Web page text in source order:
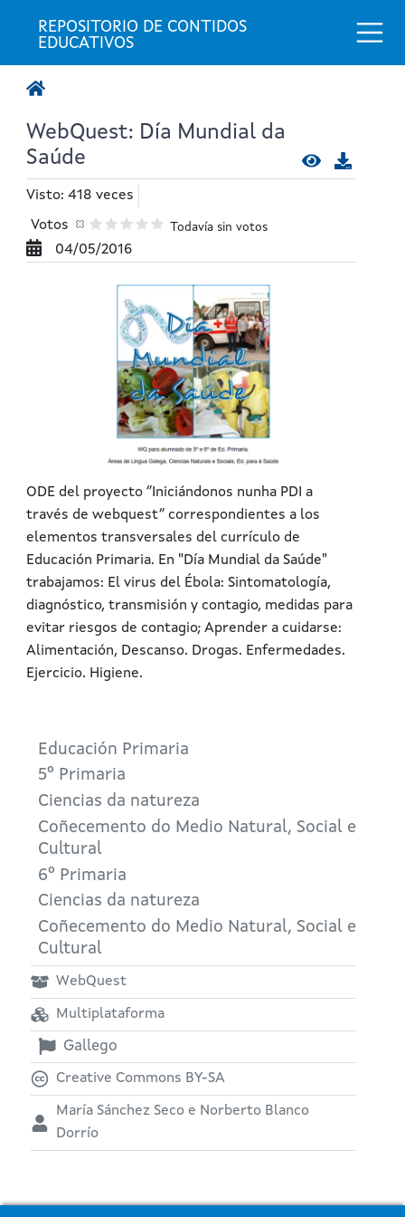
REPOSITORIO DE CONTIDOS
EDUCATIVOS
WebQuest: Día Mundial da
Saúde
Visto: 418 veces
Votos Todavía sin votos
04/05/2016
ODE del proyecto ”Iniciándonos nunha PDI a
través de webquest” correspondientes a los
elementos transversales del currículo de
Educación Primaria. En "Día Mundial da Saúde"
trabajamos: El virus del Ébola: Sintomatología,
diagnóstico, transmisión y contagio, medidas para
evitar riesgos de contagio; Aprender a cuidarse:
Alimentación, Descanso. Drogas. Enfermedades.
Ejercicio. Higiene.
Educación Primaria
5º Primaria
Ciencias da natureza
Coñecemento do Medio Natural, Social e
Cultural
6º Primaria
Ciencias da natureza
Coñecemento do Medio Natural, Social e
Cultural
WebQuest
Multiplataforma
Gallego
Creative Commons BY-SA
María Sánchez Seco e Norberto Blanco
Dorrío